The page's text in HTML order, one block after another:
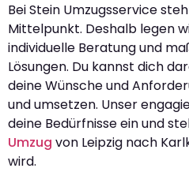
Bei Stein Umzugsservice
Mittelpunkt. Deshalb legen
individuelle Beratung und
Lösungen. Du kannst dich
deine Wünsche und
und umsetzen. Unser
deine Bedürfnisse ein und
Umzug von Leipzig nach
wird.